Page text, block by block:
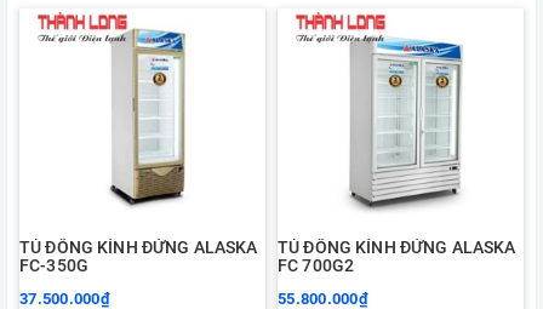
TỦ ĐÔNG KÍNH ĐỨNG ALASKA
FC-350G
37.500.000₫
TỦ ĐÔNG KÍNH ĐỨNG ALASKA
FC 700G2
55.800.000₫